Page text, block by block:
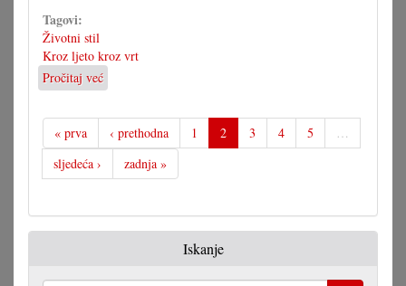
Tagovi:
Životni stil
Kroz ljeto kroz vrt
Pročitaj već
Vrt
pod
vrućinom
« prva ‹ prethodna 1 2 3 4 5
…
sljedeća ›
zadnja »
Iskanje